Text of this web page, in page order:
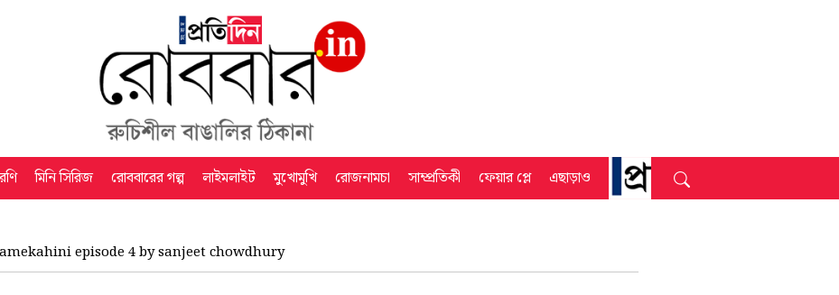
মিনি সিরিজ রোববারের গল্প লাইমলাইট মুখোমুখি রোজনামচা সাম্প্রতিকী ফেয়ার প্লে এছাড়াও
episode 4 by sanjeet chowdhury